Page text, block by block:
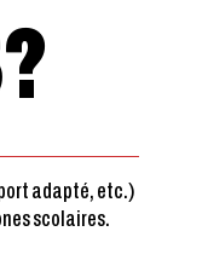
adapté, etc.)
scolaires.